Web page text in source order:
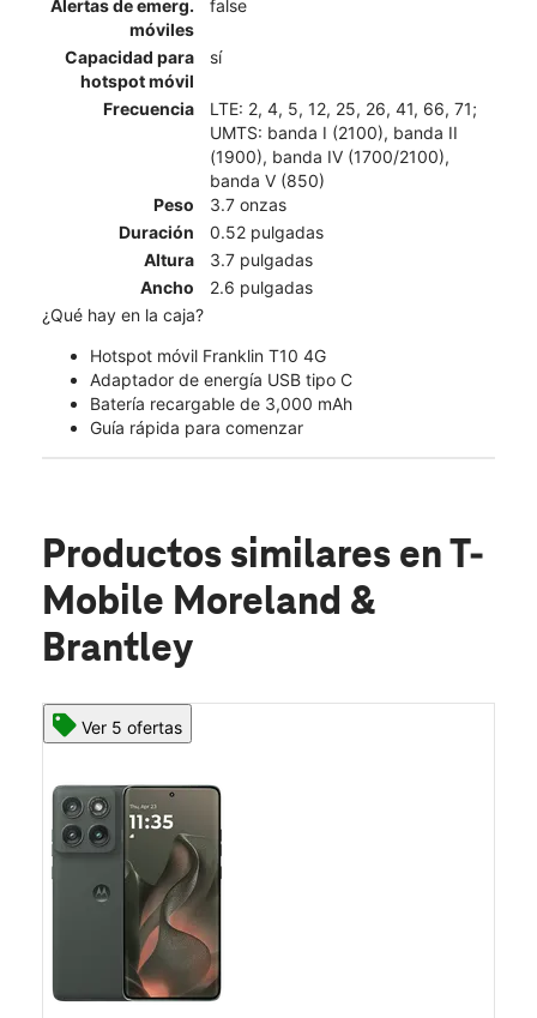
Alertas de emerg.
móviles
false
Capacidad para
hotspot móvil
sí
Frecuencia
LTE: 2, 4, 5, 12, 25, 26, 41, 66, 71;
UMTS: banda I (2100), banda II
(1900), banda IV (1700/2100),
banda V (850)
Peso
3.7 onzas
Duración
0.52 pulgadas
Altura
3.7 pulgadas
Ancho
2.6 pulgadas
¿Qué hay en la caja?
Hotspot móvil Franklin T10 4G
Adaptador de energía USB tipo C
Batería recargable de 3,000 mAh
Guía rápida para comenzar
Productos similares en T-
Mobile Moreland &
Brantley
Ver 5 ofertas